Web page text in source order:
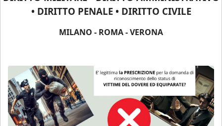
• DIRITTO PENALE • DIRITTO CIVILE
MILANO - ROMA - VERONA